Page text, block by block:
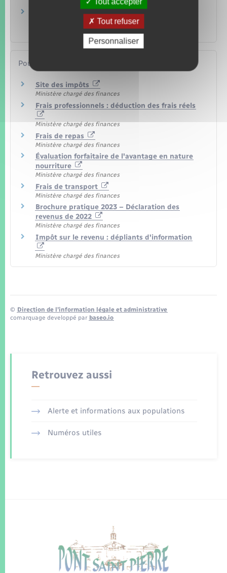
Impôt sur le revenu – Déclaration de revenus
Argent – Impôts – Consommation
Pour en savoir plus
Site des impôts
Ministère chargé des finances
Frais professionnels : déduction des frais réels
Ministère chargé des finances
Frais de repas
Ministère chargé des finances
Évaluation forfaitaire de l'avantage en nature
nourriture
Ministère chargé des finances
Frais de transport
Ministère chargé des finances
Brochure pratique 2023 – Déclaration des
revenus de 2022
Ministère chargé des finances
Impôt sur le revenu : dépliants d'information
Ministère chargé des finances
© Direction de l’information légale et administrative
comarquage developpé par baseo.io
Retrouvez aussi
Alerte et informations aux populations
Numéros utiles
Tout refuser
Personnaliser